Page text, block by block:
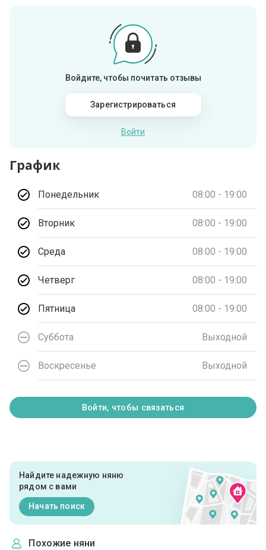
Войдите, чтобы почитать отзывы
Зарегистрироваться
Войти
График
Понедельник 08:00 - 19:00
Вторник 08:00 - 19:00
Среда 08:00 - 19:00
Четверг 08:00 - 19:00
Пятница 08:00 - 19:00
Суббота Выходной
Воскресенье Выходной
Войти, чтобы связаться
Найдите надежную няню
рядом с вами
Начать поиск
Похожие няни